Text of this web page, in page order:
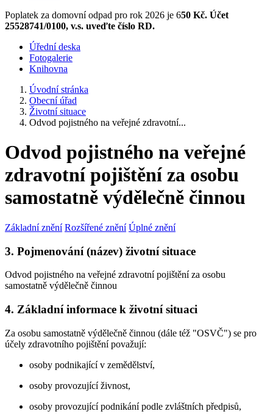
Poplatek za domovní odpad pro rok 2026 je 650 Kč. Účet
25528741/0100, v.s. uveďte číslo RD.
Úřední deska
Fotogalerie
Knihovna
Úvodní stránka
Obecní úřad
Životní situace
Odvod pojistného na veřejné zdravotní...
Odvod pojistného na veřejné
zdravotní pojištění za osobu
samostatně výdělečně činnou
Základní znění Rozšířené znění Úplné znění
3. Pojmenování (název) životní situace
Odvod pojistného na veřejné zdravotní pojištění za osobu
samostatně výdělečně činnou
4. Základní informace k životní situaci
Za osobu samostatně výdělečně činnou (dále též "OSVČ") se pro
účely zdravotního pojištění považují:
osoby podnikající v zemědělství,
osoby provozující živnost,
osoby provozující podnikání podle zvláštních předpisů,